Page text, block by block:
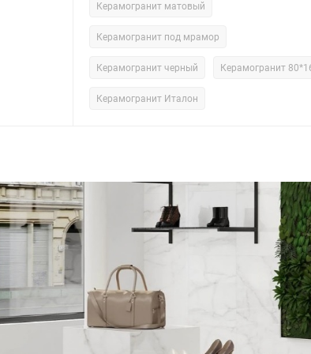
Керамогранит матовый
Керамогранит под мрамор
Керамогранит черный Керамогранит
Керамогранит Италон